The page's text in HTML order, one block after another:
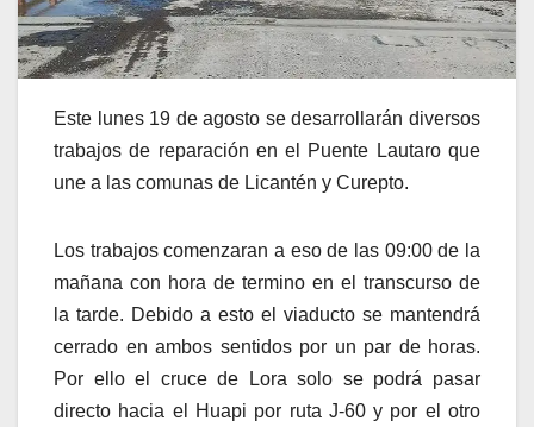
Este lunes 19 de agosto se desarrollarán diversos
trabajos de reparación en el Puente Lautaro que
une a las comunas de Licantén y Curepto.
Los trabajos comenzaran a eso de las 09:00 de la
mañana con hora de termino en el transcurso de
la tarde. Debido a esto el viaducto se mantendrá
cerrado en ambos sentidos por un par de horas.
Por ello el cruce de Lora solo se podrá pasar
directo hacia el Huapi por ruta J-60 y por el otro